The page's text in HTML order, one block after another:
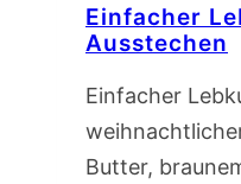
Einfacher
Ausstechen
Einfacher
Butter,